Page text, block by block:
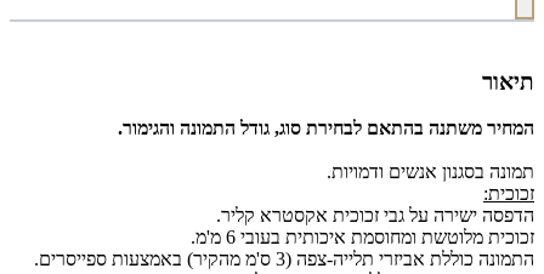
תיאור
המחיר משתנה בהתאם לבחירת סוג, גודל התמונה והגימור.
תמונה בסגנון אנשים ודמויות.
זכוכית:
הדפסה ישירה על גבי זכוכית אקסטרא קליר.
זכוכית מלוטשת ומחוסמת איכותית בעובי 6 מ'מ.
התמונה כוללת אביזרי תלייה-צפה (3 ס'מ מהקיר) באמצעות ספייסרים.